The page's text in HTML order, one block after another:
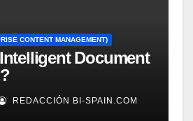
CONTENT MANAGEMENT)
Document
REDACCIÓN BI-SPAIN.COM